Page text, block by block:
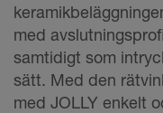
med
samtidigt som
sätt. Med den
med JOLLY enkelt